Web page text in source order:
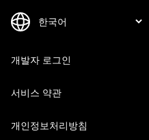
개발자 로그인
서비스 약관
개인정보처리방침